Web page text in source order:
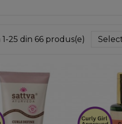
1-25 din 66 produs(e)